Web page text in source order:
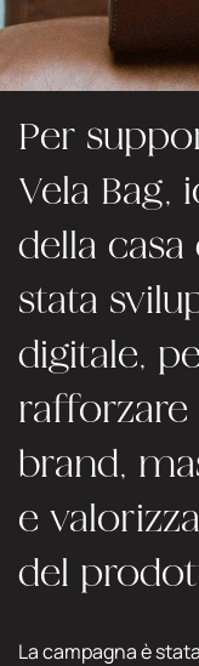
Per
Vela
della
stata
digitale,
rafforzare
brand,
e
del
La campagna è